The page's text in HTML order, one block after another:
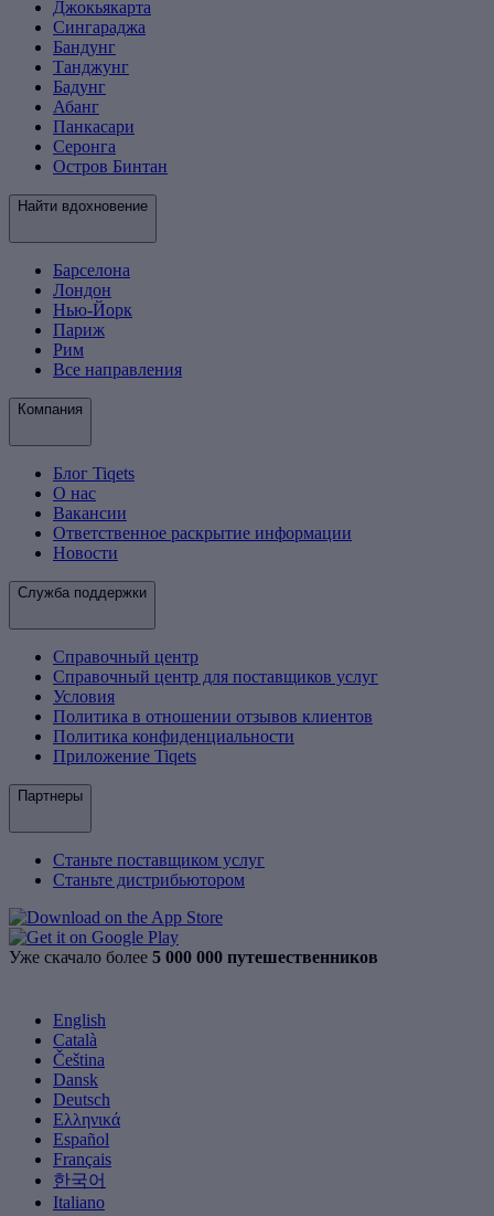
Джокьякарта
Сингараджа
Бандунг
Танджунг
Бадунг
Абанг
Панкасари
Серонга
Остров Бинтан
Найти вдохновение
Барселона
Лондон
Нью-Йорк
Париж
Рим
Все направления
Компания
Блог Tiqets
О нас
Вакансии
Ответственное раскрытие информации
Новости
Служба поддержки
Справочный центр
Справочный центр для поставщиков услуг
Условия
Политика в отношении отзывов клиентов
Политика конфиденциальности
Приложение Tiqets
Партнеры
Станьте поставщиком услуг
Станьте дистрибьютором
Уже скачало более 5 000 000 путешественников
English
Català
Čeština
Dansk
Deutsch
Ελληνικά
Español
Français
한국어
Italiano